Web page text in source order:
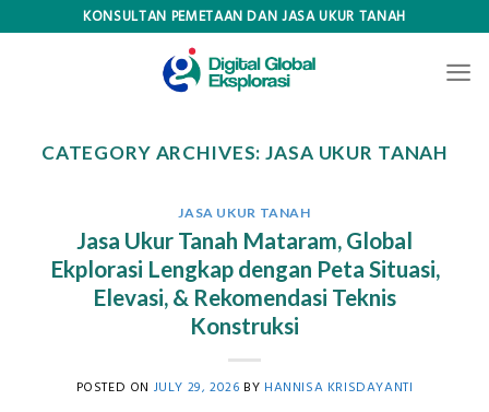
KONSULTAN PEMETAAN DAN JASA UKUR TANAH
CATEGORY ARCHIVES:JASA UKUR TANAH
JASA UKUR TANAH
Jasa Ukur Tanah Mataram, Global
Ekplorasi Lengkap dengan Peta Situasi,
Elevasi, & Rekomendasi Teknis
Konstruksi
POSTED ON JULY 29, 2026 BY HANNISA KRISDAYANTI